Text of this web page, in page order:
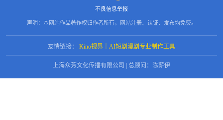
不良信息举报
声明：本网站作品著作权归作者所有，网站注册、认证、发布均免费。
友情链接： Kino视界｜AI短剧漫剧专业制作工具
上海众芳文化传播有限公司 | 总顾问：陈薪伊